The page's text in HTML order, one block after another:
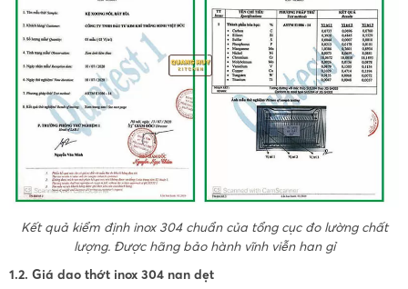
Kết quả kiểm định inox 304 chuẩn của tổng cục đo lường chất
lượng. Được hãng bảo hành vĩnh viễn han gỉ
1.2. Giá dao thớt inox 304 nan dẹt